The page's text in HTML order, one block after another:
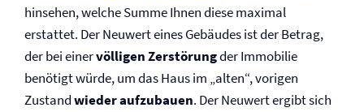
hinsehen, welche Summe Ihnen diese maximal
erstattet. Der Neuwert eines Gebäudes ist der Betrag,
der bei einervölligen Zerstörungder Immobilie
benötigt würde, um das Haus im „alten“, vorigen
Zustandwieder aufzubauen. Der Neuwert ergibt sich